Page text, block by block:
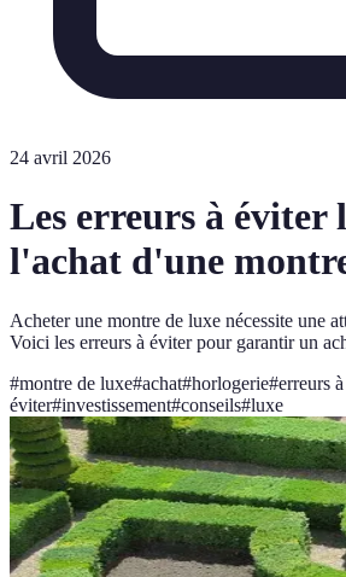
24 avril 2026
Les erreurs à éviter
l'achat d'une
Acheter une montre de luxe nécessite une
Voici les erreurs à éviter pour garantir un
#montre de luxe#achat#horlogerie#erreurs à
éviter#investissement#conseils#luxe